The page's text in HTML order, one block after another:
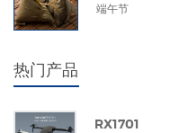
端午节
热门产品
RX1701